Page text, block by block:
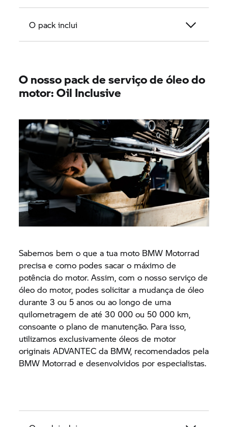
O pack inclui
O nosso pack de serviço de óleo do
motor: Oil Inclusive
Sabemos bem o que a tua moto BMW Motorrad
precisa e como podes sacar o máximo de
potência do motor. Assim, com o nosso serviço de
óleo do motor, podes solicitar a mudança de óleo
durante 3 ou 5 anos ou ao longo de uma
quilometragem de até 30 000 ou 50 000 km,
consoante o plano de manutenção. Para isso,
utilizamos exclusivamente óleos de motor
originais ADVANTEC da BMW, recomendados pela
BMW Motorrad e desenvolvidos por especialistas.